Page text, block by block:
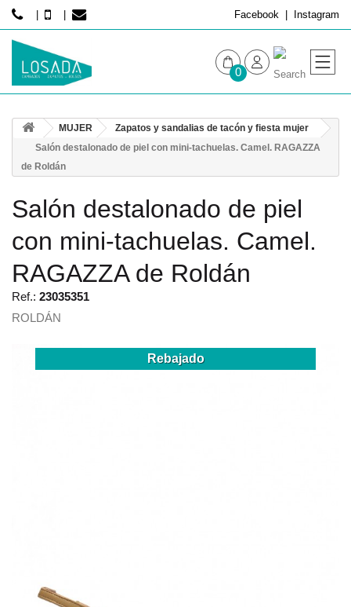
Facebook Instagram
0
HOMBRE
MUJER
Zapatos y sandalias de tacón y fiesta mujer
Salón destalonado de piel con mini-tachuelas. Camel. RAGAZZA
de Roldán
Salón destalonado de piel
con mini-tachuelas. Camel.
RAGAZZA de Roldán
Ref.: 23035351
ROLDÁN
Rebajado